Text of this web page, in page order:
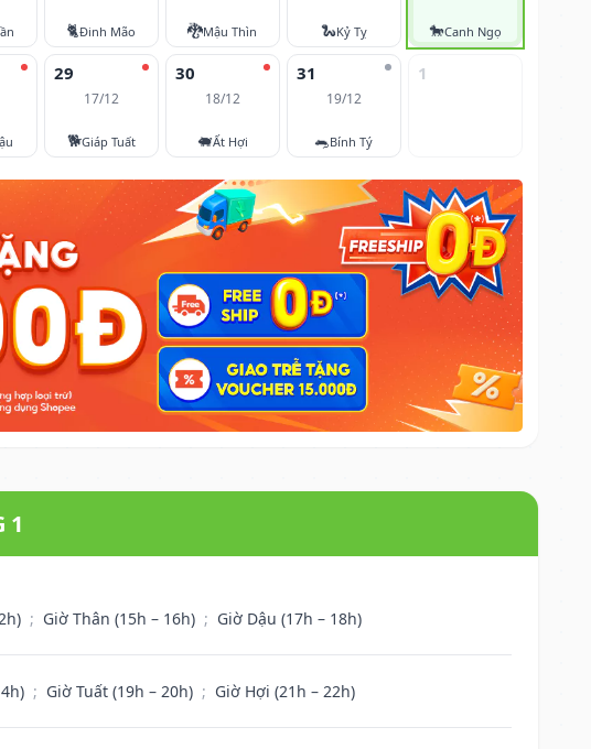
🐈Đinh Mão 🐉Mậu Thìn 🐍Kỷ Tỵ 🐎Canh Ngọ
29
17/12
🐕Giáp Tuất
30
18/12
🐖Ất Hợi
31
19/12
🐀Bính Tý
1
1
; Giờ Thân (15h – 16h) ; Giờ Dậu (17h – 18h)
; Giờ Tuất (19h – 20h) ; Giờ Hợi (21h – 22h)